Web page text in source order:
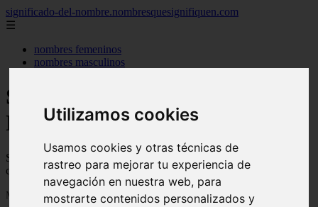
Utilizamos cookies
Usamos cookies y otras técnicas de
rastreo para mejorar tu experiencia de
navegación en nuestra web, para
mostrarte contenidos personalizados y
significado-del-nombre.nombresquesignifiquen.com
☰
nombres femeninos
nombres masculinos
Significado de los nombres -
Página 84
Significado de los nombres, su personalidad, de donde vienen y
cuanta gente se llama así
Mostrando 1993 - 2016 de 3040 artículos